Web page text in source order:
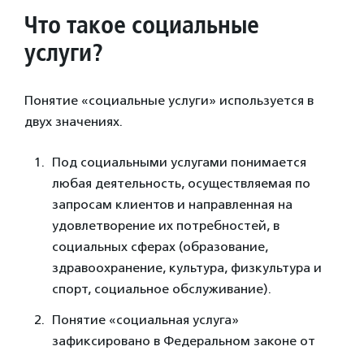
Что такое социальные
услуги?
Понятие «социальные услуги» используется в
двух значениях.
Под социальными услугами понимается
любая деятельность, осуществляемая по
запросам клиентов и направленная на
удовлетворение их потребностей, в
социальных сферах (образование,
здравоохранение, культура, физкультура и
спорт, социальное обслуживание).
Понятие «социальная услуга»
зафиксировано в Федеральном законе от